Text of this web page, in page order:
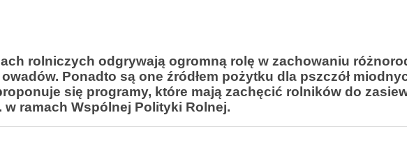
rolniczych odgrywają ogromną rolę w zachowaniu
Ponadto są one źródłem pożytku dla pszczół
się programy, które mają zachęcić rolników do
ramach Wspólnej Polityki Rolnej.